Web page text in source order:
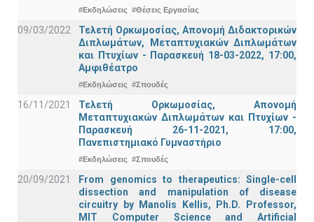
#Εκδηλώσεις #Θέσεις Εργασίας
09/03/2022
Τελετή Ορκωμοσίας, Απονομή Διδακτορικών
Διπλωμάτων, Μεταπτυχιακών Διπλωμάτων
και Πτυχίων - Παρασκευή 18-03-2022, 17:00,
Αμφιθέατρο
#Εκδηλώσεις #Σπουδές
16/11/2021
Τελετή Ορκωμοσίας, Απονομή
Μεταπτυχιακών Διπλωμάτων και Πτυχίων -
Παρασκευή 26-11-2021, 17:00,
Πανεπιστημιακό Γυμναστήριο
#Εκδηλώσεις #Σπουδές
20/09/2021
From genomics to therapeutics: Single-cell
dissection and manipulation of disease
circuitry by Manolis Kellis, Ph.D. Professor,
MIT Computer Science and Artificial